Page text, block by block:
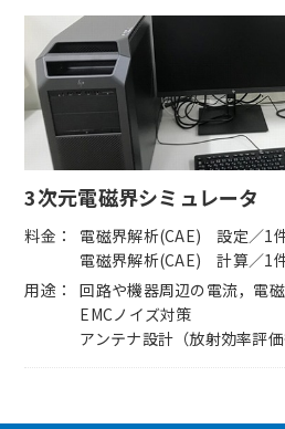
3次元電磁界シミュレータ
料金
電磁界解析(CAE) 設定／1
電磁界解析(CAE) 計算／1
用途
回路や機器周辺の電流，電
EMCノイズ対策
アンテナ設計（放射効率評価